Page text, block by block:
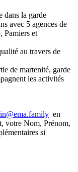
dans la garde
avec 5 agences de
Pamiers et
au travers de
de martenité, garde
les activités
en
votre Nom, Prénom,
si